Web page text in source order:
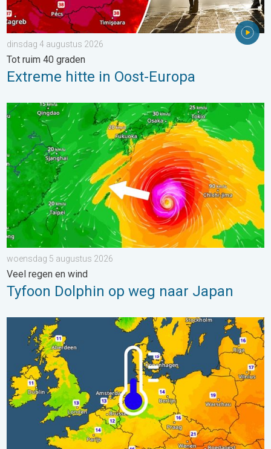
dinsdag 4 augustus 2026
Tot ruim 40 graden
Extreme hitte in Oost-Europa
Tyfoon Dolphin op weg naar Japan. Veel regen en wind. . .
woensdag 5 augustus 2026
Veel regen en wind
Tyfoon Dolphin op weg naar Japan
Er komen koelere nachten aan. West- en Midden-Europa. . .